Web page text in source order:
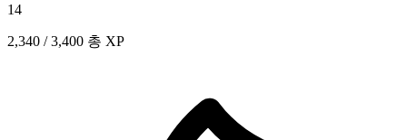
14
2,340 / 3,400 총 XP